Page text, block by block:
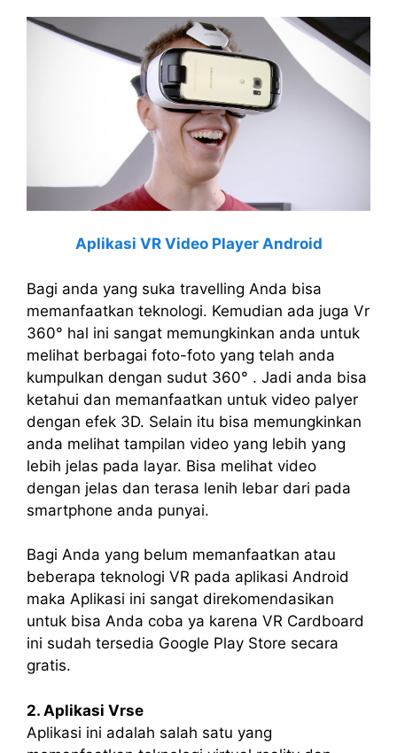
Aplikasi VR Video Player Android
Bagi anda yang suka travelling Anda bisa
memanfaatkan teknologi. Kemudian ada juga Vr
360° hal ini sangat memungkinkan anda untuk
melihat berbagai foto-foto yang telah anda
kumpulkan dengan sudut 360° . Jadi anda bisa
ketahui dan memanfaatkan untuk video palyer
dengan efek 3D. Selain itu bisa memungkinkan
anda melihat tampilan video yang lebih yang
lebih jelas pada layar. Bisa melihat video
dengan jelas dan terasa lenih lebar dari pada
smartphone anda punyai.
Bagi Anda yang belum memanfaatkan atau
beberapa teknologi VR pada aplikasi Android
maka Aplikasi ini sangat direkomendasikan
untuk bisa Anda coba ya karena VR Cardboard
ini sudah tersedia Google Play Store secara
gratis.
2. Aplikasi Vrse
Aplikasi ini adalah salah satu yang